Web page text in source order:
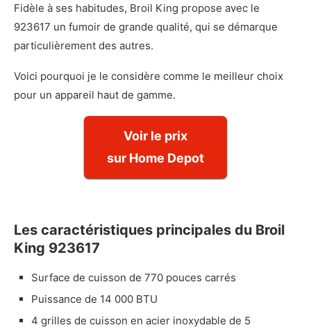
Fidèle à ses habitudes, Broil King propose avec le
923617 un fumoir de grande qualité, qui se démarque
particulièrement des autres.
Voici pourquoi je le considère comme le meilleur choix
pour un appareil haut de gamme.
Voir le prix
sur Home Depot
Les caractéristiques principales du Broil
King 923617
Surface de cuisson de 770 pouces carrés
Puissance de 14 000 BTU
4 grilles de cuisson en acier inoxydable de 5